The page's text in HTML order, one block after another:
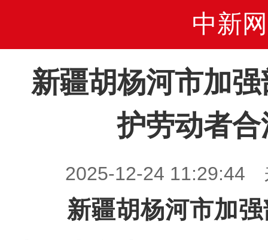
中新网
新疆胡杨河市加
护劳动者
2025-12-24 11:29:44
新疆胡杨河市加强